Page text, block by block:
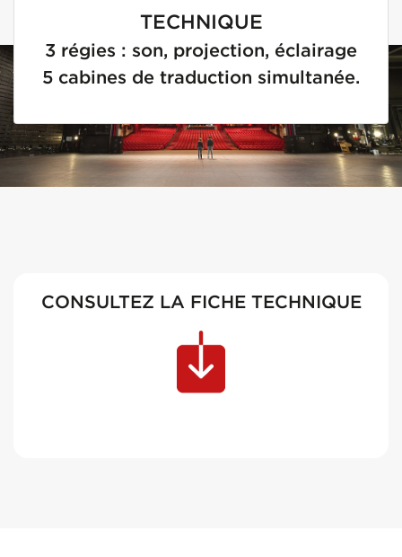
TECHNIQUE
3 régies : son, projection, éclairage
5 cabines de traduction simultanée.
CONSULTEZ LA FICHE TECHNIQUE